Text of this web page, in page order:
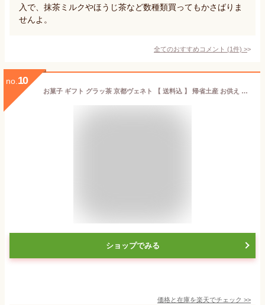
入で、抹茶ミルクやほうじ茶など数種類買ってもかさばりま
せんよ。
全てのおすすめコメント (1件) >
no. 10
お菓子 ギフト グラッ茶 京都ヴェネト 【 送料込 】 帰省土産 お供え 御供 敬老の日 個包装 抹茶 焼菓子 クッキー 京都 お土産 抹茶スイーツ 小分け 職場 産休 出産 結婚 結婚 ご挨拶 誕生日 出産 内祝 日本 修学旅行 京都土産
ショップでみる
価格と在庫を楽天でチェック >>